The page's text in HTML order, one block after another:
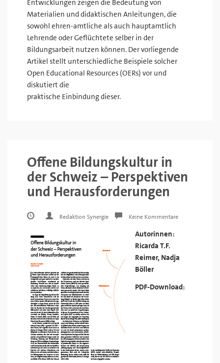
Entwicklungen zeigen die Bedeutung von
Materialien und didaktischen Anleitungen, die
sowohl ehren-amtliche als auch hauptamtlich
Lehrende oder Geflüchtete selber in der
Bildungsarbeit nutzen können. Der vorliegende
Artikel stellt unterschiedliche Beispiele solcher
Open Educational Resources (OERs) vor und
diskutiert die
praktische Einbindung dieser.
Offene Bildungskultur in
der Schweiz – Perspektiven
und Herausforderungen
Redaktion Synergie Keine Kommentare
Autorinnen:
Ricarda T.F.
Reimer, Nadja
Böller
PDF-Download: